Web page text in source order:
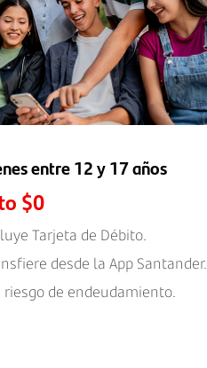
entre 12 y 17 años
$0
Tarjeta de Débito.
desde la App Santander.
riesgo de endeudamiento.